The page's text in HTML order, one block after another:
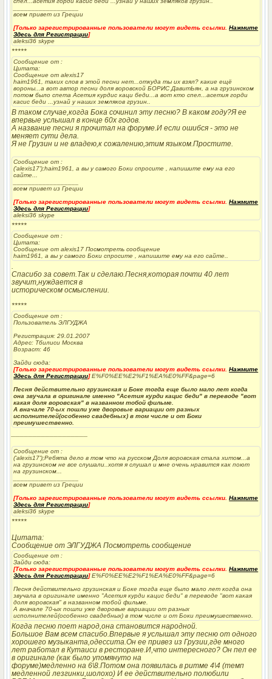
всем привет из Греции
[Только зарегистрированные пользователи могут видеть ссылки.Нажмите
Здесь для Регистрации]
aleksi36 skype
*****
Сообщение от :
Цитата:
Сообщение от alexis17
haim1961, таких слов в этой песни нет...откуда ты их взял? какие ещё
вороны...а вот автор песни доля воровской БОРИС ДавитЬян, а на грузинском
потом было спета Асетия курдис каци беди...а вот кто спел...асетия горди
касис беди ...узнай у наших земляков грузин..
В таком случае,когда Бока сочинил эту песню? В каком году?Я ее
впервые услышал в конце 60х годов.
А название песни я прочитал на форуме.И если ошибся - это не
меняет сути дела.
Я не Грузин и не владею,к сожалению,этим языком.Простите.
Сообщение от :
('alexis17');haim1961, а вы у самого Боки спросите , напишите ему на его
сайте...
всем привет из Греции
[Только зарегистрированные пользователи могут видеть ссылки.Нажмите
Здесь для Регистрации]
aleksi36 skype
*****
Сообщение от :
Цитата:
Сообщение от alexis17 Посмотреть сообщение
haim1961, а вы у самого Боки спросите , напишите ему на его сайте..
Спасибо за совет.Так и сделаю.Песня,которая почти 40 лет
звучит,нуждается в
историческом осмыслении.
*****
Сообщение от :
Пользователь ЭЛГУДЖА
Регистрация: 29.01.2007
Адрес: Тбилиси Москва
Возраст: 46
Зайди сюда:
[Только зарегистрированные пользователи могут видеть ссылки.Нажмите
Здесь для Регистрации]E%F0%EE%E2%F1%EA%E0%FF&page=6
Песня действительно грузинская и Боке тогда еще было мало лет когда
она звучала в оригинале именно "Асетия курди кацис беди" в переводе "вот
какая доля воровская" в названном тобой фильме.
А вначале 70-ых пошли уже дворовые вариации от разных
исполнителей(особенно свадебных) в том числе и от Боки
преимушественно.
Сообщение от :
('alexis17');Ребята дело в том что на русском Доля воровская стала хитом...а
на грузинском не все слушали..хотя я слушал и мне очень нравится как поют
на грузинском...
всем привет из Греции
[Только зарегистрированные пользователи могут видеть ссылки.Нажмите
Здесь для Регистрации]
aleksi36 skype
*****
Цитата:
Сообщение от ЭЛГУДЖА Посмотреть сообщение
Сообщение от :
Зайди сюда:
[Только зарегистрированные пользователи могут видеть ссылки.Нажмите
Здесь для Регистрации]E%F0%EE%E2%F1%EA%E0%FF&page=6
Песня действительно грузинская и Боке тогда еще было мало лет когда она
звучала в оригинале именно "Асетия курди кацис беди" в переводе "вот какая
доля воровская" в названном тобой фильме.
А вначале 70-ых пошли уже дворовые вариации от разных
исполнителей(особенно свадебных) в том числе и от Боки преимушественно.
Когда песню поет народ,она становится народной.
Большое Вам всем спасибо.Впервые я услышал эту песню от одного
хорошего музыканта,одессита.Он ее привез из Грузии,где много
лет работал в Кутаиси в ресторане.И,что интересного? Он пел ее
в оригинале (как было упомянуто на
форуме)медленно на 6\8.Потом она появилась в ритме 4\4 (темп
медленной лезгинки,шолохо) И ее действительно полюбили